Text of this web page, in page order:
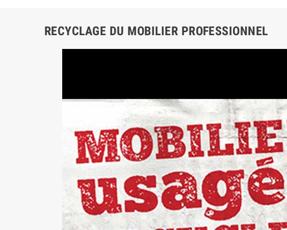
RECYCLAGE DU MOBILIER PROFESSIONNEL